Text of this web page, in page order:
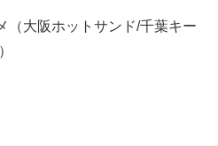
（大阪ホットサンド/千葉キー